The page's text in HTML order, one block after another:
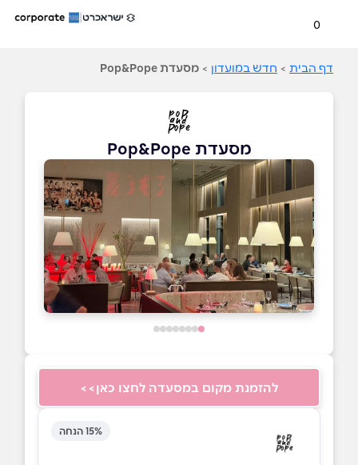
0
דף הבית > חדש במועדון > מסעדת Pop&Pope
מסעדת Pop&Pope
להזמנת מקום במסעדה לחצו כאן>>
15% הנחה